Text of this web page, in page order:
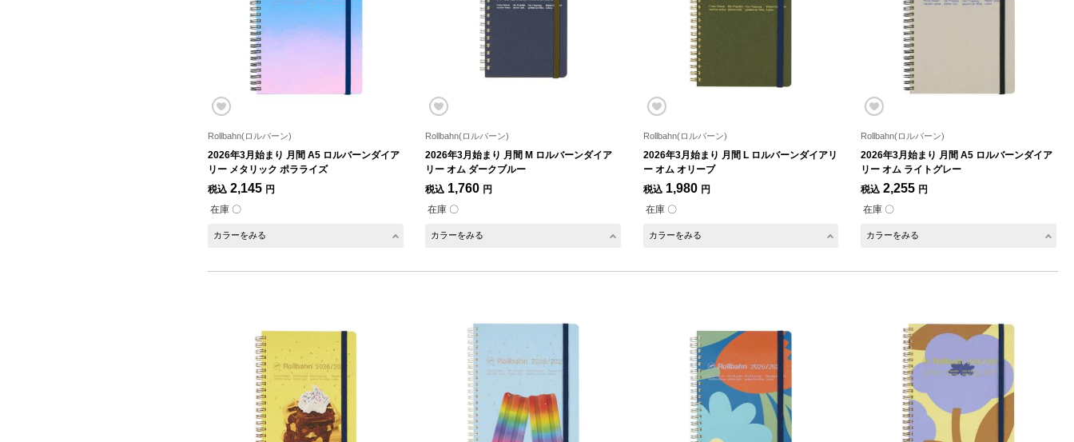
Rollbahn(ロルバーン)
2026年3月始まり 月間 A5 ロルバーンダイア
リー メタリック ポラライズ
税込 2,145 円
在庫 〇
カラーをみる
Rollbahn(ロルバーン)
2026年3月始まり 月間 M ロルバーンダイア
リー オム ダークブルー
税込 1,760 円
在庫 〇
カラーをみる
Rollbahn(ロルバーン)
2026年3月始まり 月間 L ロルバーンダイアリ
ー オム オリーブ
税込 1,980 円
在庫 〇
カラーをみる
Rollbahn(ロルバーン)
2026年3月始まり 月間 A5 ロルバーンダイア
リー オム ライトグレー
税込 2,255 円
在庫 〇
カラーをみる